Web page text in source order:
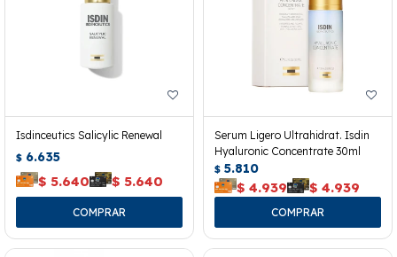
Isdinceutics Salicylic Renewal
$ 6.635
$ 5.640 $ 5.640
Serum Ligero Ultrahidrat. Isdin
Hyaluronic Concentrate 30ml
$ 5.810
$ 4.939 $ 4.939